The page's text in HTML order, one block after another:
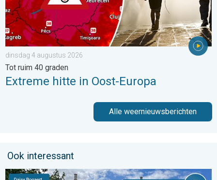
dinsdag 4 augustus 2026
Tot ruim 40 graden
Extreme hitte in Oost-Europa
Alle weernieuwsberichten
Ook interessant
De weerfoto van de week. Weer&Radar uploader. . . zaterdag